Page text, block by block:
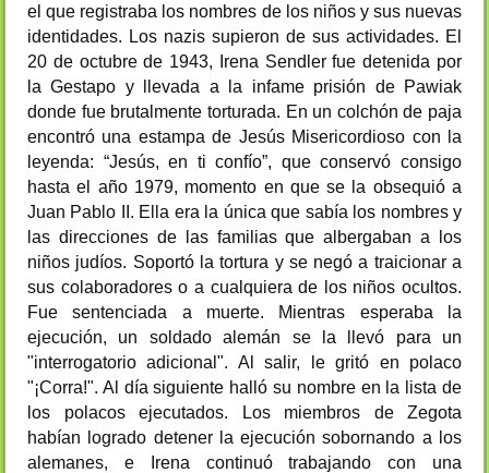
el que registraba los nombres de los niños y sus nuevas
identidades. Los nazis supieron de sus actividades. El
20 de octubre de 1943, Irena Sendler fue detenida por
la Gestapo y llevada a la infame prisión de Pawiak
donde fue brutalmente torturada. En un colchón de paja
encontró una estampa de Jesús Misericordioso con la
leyenda: “Jesús, en ti confío”, que conservó consigo
hasta el año 1979, momento en que se la obsequió a
Juan Pablo II. Ella era la única que sabía los nombres y
las direcciones de las familias que albergaban a los
niños judíos. Soportó la tortura y se negó a traicionar a
sus colaboradores o a cualquiera de los niños ocultos.
Fue sentenciada a muerte. Mientras esperaba la
ejecución, un soldado alemán se la llevó para un
"interrogatorio adicional". Al salir, le gritó en polaco
"¡Corra!". Al día siguiente halló su nombre en la lista de
los polacos ejecutados. Los miembros de Zegota
habían logrado detener la ejecución sobornando a los
alemanes, e Irena continuó trabajando con una